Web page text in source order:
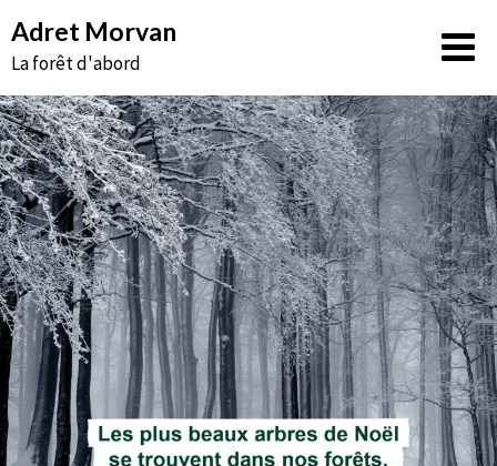
au
contenu
Adret Morvan
La forêt d'abord